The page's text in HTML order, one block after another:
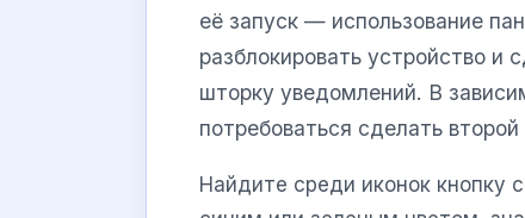
её запуск — использование
разблокировать устройство и
шторку уведомлений. В
потребоваться сделать
Найдите среди иконок кнопку